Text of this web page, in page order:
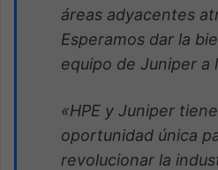
áreas adyacentes
Esperamos dar la
equipo de Juniper a
«HPE y Juniper
oportunidad única
revolucionar la